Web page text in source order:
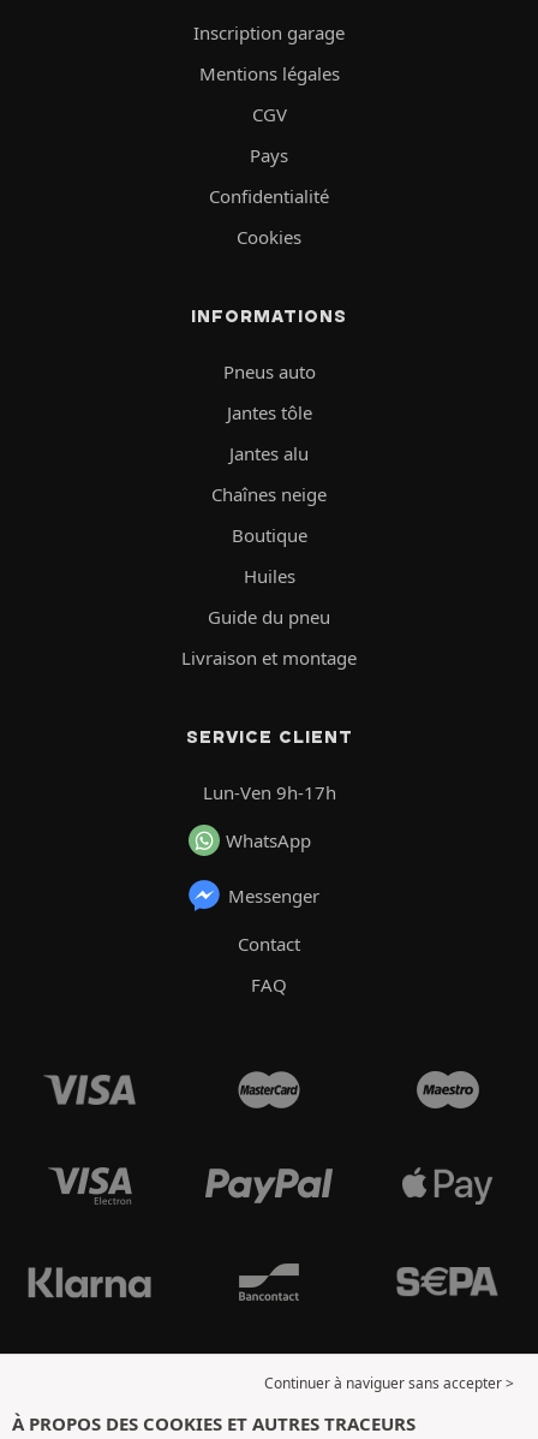
Inscription garage
Mentions légales
CGV
Pays
Confidentialité
Cookies
INFORMATIONS
Pneus auto
Jantes tôle
Jantes alu
Chaînes neige
Boutique
Huiles
Guide du pneu
Livraison et montage
SERVICE CLIENT
Lun-Ven 9h-17h
WhatsApp
Messenger
Contact
FAQ
Continuer à naviguer sans accepter >
À PROPOS DES COOKIES ET AUTRES TRACEURS